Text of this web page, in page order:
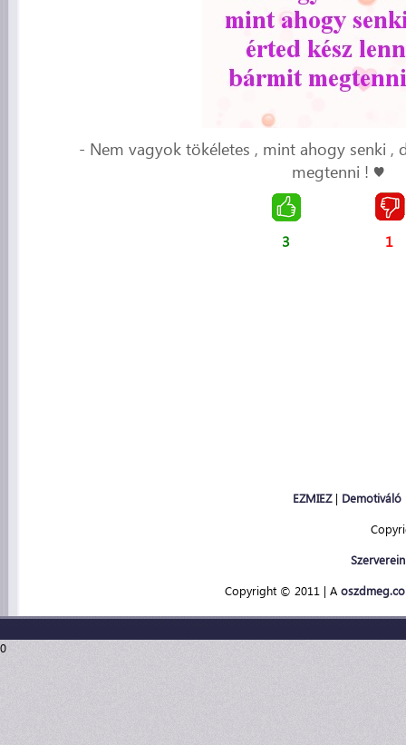
- Nem vagyok tökéletes , mint ahogy senki ,
megtenni ! ♥
3 1
EZMIEZ| Demotiváló
Copyright © 2011 | A
0